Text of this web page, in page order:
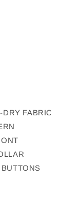
FABRIC